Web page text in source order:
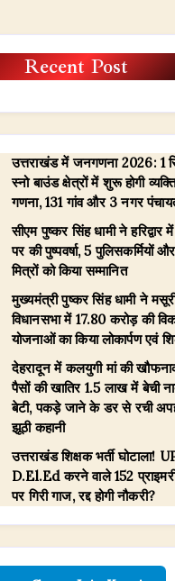
Recent Post
उत्तराखंड में जनगणना 2026: 1
स्नो बाउंड क्षेत्रों में शुरू होगी
गणना, 131 गांव और 3 नगर
सीएम पुष्कर सिंह धामी ने हरिद्वार
पर की पुष्पवर्षा, 5 पुलिसकर्मियों
मित्रों को किया सम्मानित
मुख्यमंत्री पुष्कर सिंह धामी ने
विधानसभा में 17.80 करोड़ की
योजनाओं का किया लोकार्पण एवं
देहरादून में कलयुगी मां की
पैसों की खातिर 1.5 लाख में बेची
बेटी, पकड़े जाने के डर से रची
झूठी कहानी
उत्तराखंड शिक्षक भर्ती घोटाला!
D.El.Ed करने वाले 152 प्राइमरी
पर गिरी गाज, रद्द होगी नौकरी?